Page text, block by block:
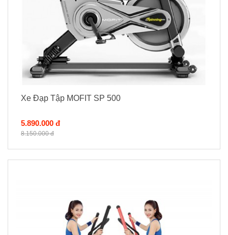
Xe Đạp Tập MOFIT SP 500
5.890.000 đ
8.150.000 đ